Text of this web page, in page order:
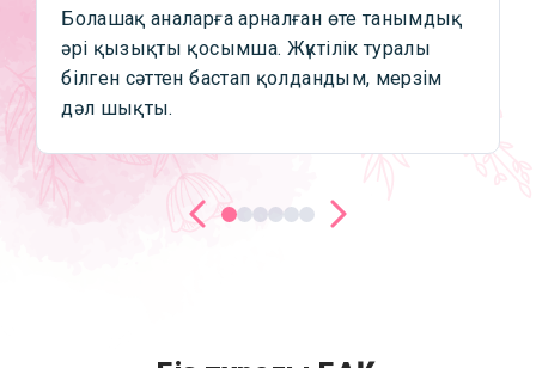
Болашақ аналарға арналған өте танымдық
әрі қызықты қосымша. Жүктілік туралы
білген сәттен бастап қолдандым, мерзім
дәл шықты.